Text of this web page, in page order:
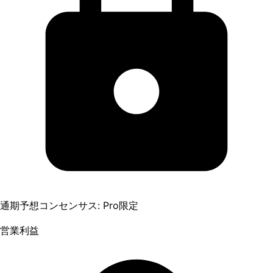
通期予想コンセンサス: Pro限定
営業利益